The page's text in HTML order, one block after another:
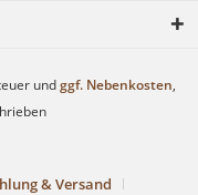
undggf. Nebenkosten,
& Versand